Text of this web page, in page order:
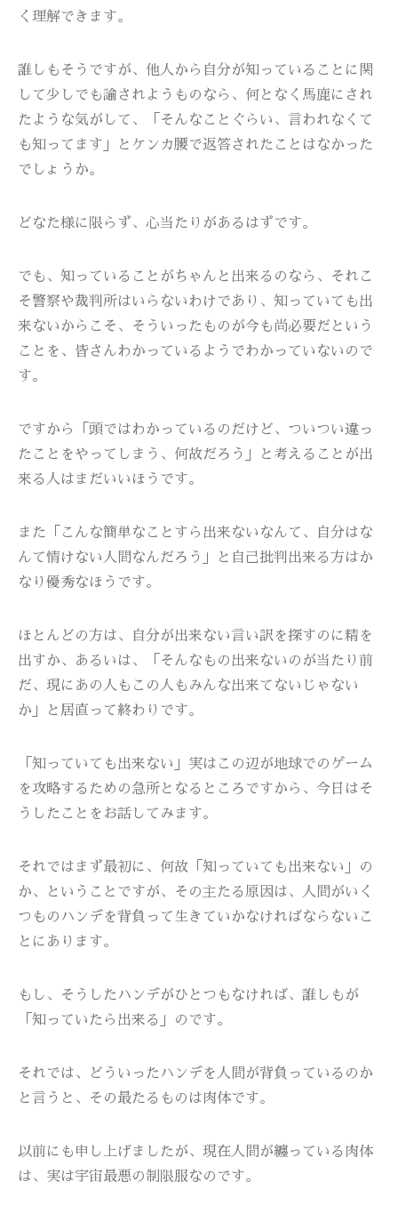
く理解できます。
誰しもそうですが、他人から自分が知っていることに関
して少しでも諭されようものなら、何となく馬鹿にされ
たような気がして、「そんなことぐらい、言われなくて
も知ってます」とケンカ腰で返答されたことはなかった
でしょうか。
どなた様に限らず、心当たりがあるはずです。
でも、知っていることがちゃんと出来るのなら、それこ
そ警察や裁判所はいらないわけであり、知っていても出
来ないからこそ、そういったものが今も尚必要だという
ことを、皆さんわかっているようでわかっていないので
す。
ですから「頭ではわかっているのだけど、ついつい違っ
たことをやってしまう、何故だろう」と考えることが出
来る人はまだいいほうです。
また「こんな簡単なことすら出来ないなんて、自分はな
んて情けない人間なんだろう」と自己批判出来る方はか
なり優秀なほうです。
ほとんどの方は、自分が出来ない言い訳を探すのに精を
出すか、あるいは、「そんなもの出来ないのが当たり前
だ、現にあの人もこの人もみんな出来てないじゃない
か」と居直って終わりです。
「知っていても出来ない」実はこの辺が地球でのゲーム
を攻略するための急所となるところですから、今日はそ
うしたことをお話してみます。
それではまず最初に、何故「知っていても出来ない」の
か、ということですが、その主たる原因は、人間がいく
つものハンデを背負って生きていかなければならないこ
とにあります。
もし、そうしたハンデがひとつもなければ、誰しもが
「知っていたら出来る」のです。
それでは、どういったハンデを人間が背負っているのか
と言うと、その最たるものは肉体です。
以前にも申し上げましたが、現在人間が纏っている肉体
は、実は宇宙最悪の制限服なのです。